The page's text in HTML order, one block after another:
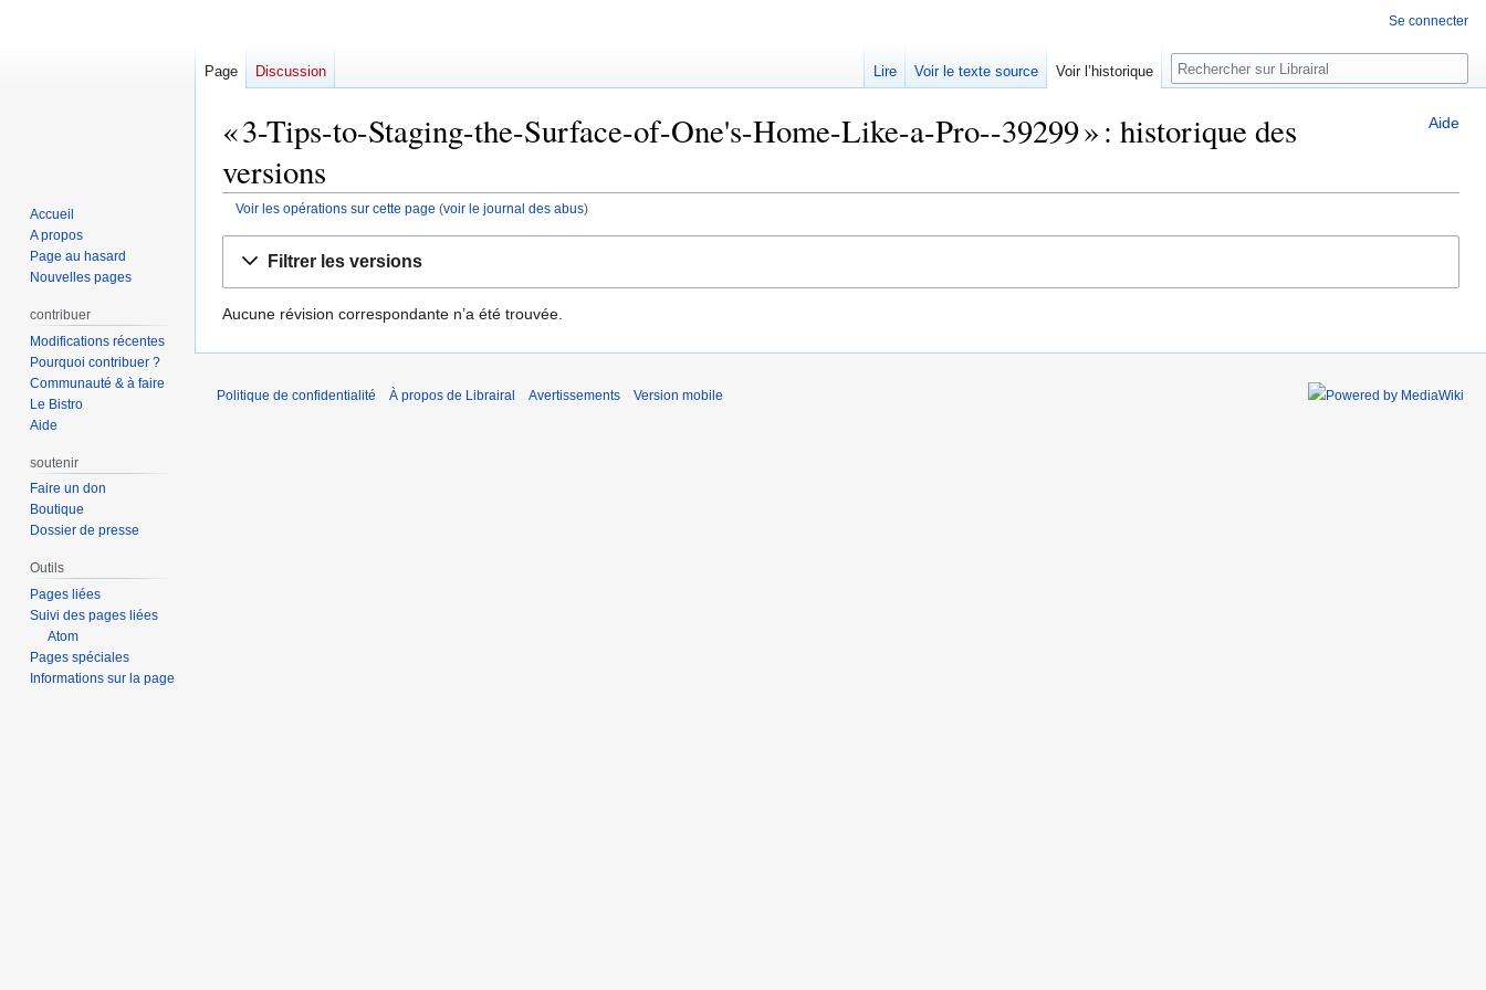
Aide
« 3-Tips-to-Staging-the-Surface-of-One's-Home-Like-a-Pro--39299 » : historique des
versions
Voir les opérations sur cette page (voir le journal des abus)
navigation
recherche
Filtrer les versions
Aucune révision correspondante n’a été trouvée.
Se connecter
Page Discussion Lire Voir le texte source Voir l’historique Rechercher
Accueil
A propos
Page au hasard
Nouvelles pages
contribuer
Modifications récentes
Pourquoi contribuer ?
Communauté & à faire
Le Bistro
Aide
soutenir
Faire un don
Boutique
Dossier de presse
Outils
Pages liées
Suivi des pages liées
Atom
Pages spéciales
Informations sur la page
Politique de confidentialité À propos de Librairal Avertissements Version mobile